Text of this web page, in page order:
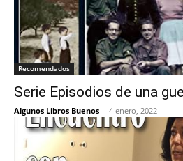
Recomendados
Serie Episodios de una
Algunos Libros Buenos - 4 enero, 2022